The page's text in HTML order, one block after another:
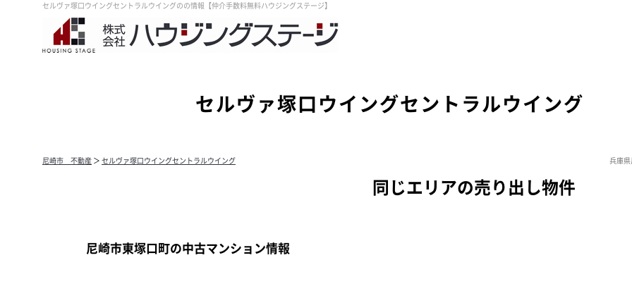
セルヴァ塚口ウイングセントラルウイングのの情報【仲介手数料無料ハウジングステージ】
セルヴァ塚口ウイングセントラルウイング
尼崎市 不動産 ＞ セルヴァ塚口ウイングセントラルウイング 兵庫
同じエリアの売り出し物件
尼崎市東塚口町の中古マンション情報